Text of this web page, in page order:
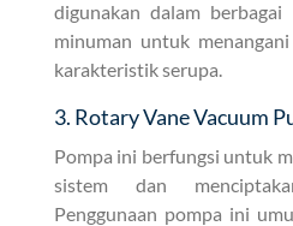
digunakan dalam
minuman untuk
karakteristik serupa.
3. Rotary Vane Vacuum
Pompa ini berfungsi untuk
sistem dan
Penggunaan pompa ini